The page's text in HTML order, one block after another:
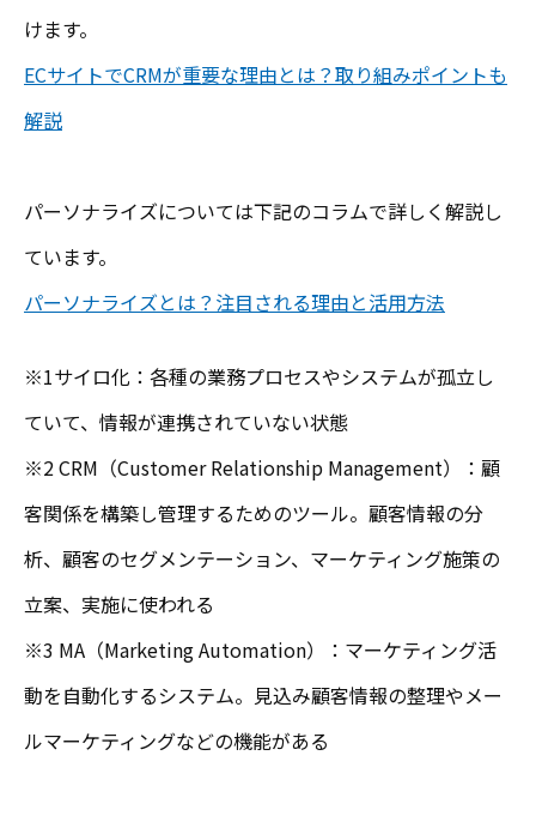
けます。
ECサイトでCRMが重要な理由とは？取り組みポイントも
解説
パーソナライズについては下記のコラムで詳しく解説し
ています。
パーソナライズとは？注目される理由と活用方法
※1サイロ化：各種の業務プロセスやシステムが孤立し
ていて、情報が連携されていない状態
※2 CRM（Customer Relationship Management）：顧
客関係を構築し管理するためのツール。顧客情報の分
析、顧客のセグメンテーション、マーケティング施策の
立案、実施に使われる
※3 MA（Marketing Automation）：マーケティング活
動を自動化するシステム。見込み顧客情報の整理やメー
ルマーケティングなどの機能がある